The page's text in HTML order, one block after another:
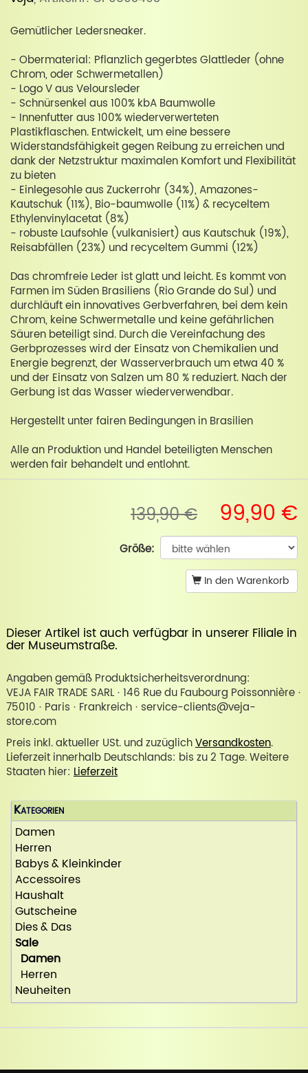
Gemütlicher Ledersneaker.
- Obermaterial: Pflanzlich gegerbtes Glattleder (ohne
Chrom, oder Schwermetallen)
- Logo V aus Veloursleder
- Schnürsenkel aus 100% kbA Baumwolle
- Innenfutter aus 100% wiederverwerteten
Plastikflaschen. Entwickelt, um eine bessere
Widerstandsfähigkeit gegen Reibung zu erreichen und
dank der Netzstruktur maximalen Komfort und Flexibilität
zu bieten
- Einlegesohle aus Zuckerrohr (34%), Amazones-
Kautschuk (11%), Bio-baumwolle (11%) & recyceltem
Ethylenvinylacetat (8%)
- robuste Laufsohle (vulkanisiert) aus Kautschuk (19%),
Reisabfällen (23%) und recyceltem Gummi (12%)
Das chromfreie Leder ist glatt und leicht. Es kommt von
Farmen im Süden Brasiliens (Rio Grande do Sul) und
durchläuft ein innovatives Gerbverfahren, bei dem kein
Chrom, keine Schwermetalle und keine gefährlichen
Säuren beteiligt sind. Durch die Vereinfachung des
Gerbprozesses wird der Einsatz von Chemikalien und
Energie begrenzt, der Wasserverbrauch um etwa 40 %
und der Einsatz von Salzen um 80 % reduziert. Nach der
Gerbung ist das Wasser wiederverwendbar.
Hergestellt unter fairen Bedingungen in Brasilien
Alle an Produktion und Handel beteiligten Menschen
werden fair behandelt und entlohnt.
139,90 € 99,90 €
Größe:
In den Warenkorb
Dieser Artikel ist auch verfügbar in unserer Filiale in
der Museumstraße.
Angaben gemäß Produktsicherheitsverordnung:
VEJA FAIR TRADE SARL · 146 Rue du Faubourg Poissonnière ·
75010 · Paris · Frankreich · service-clients@veja-
store.com
Preis inkl. aktueller USt. und zuzüglichVersandkosten.
Lieferzeit innerhalb Deutschlands: bis zu 2 Tage. Weitere
Staaten hier: Lieferzeit
Kategorien
Damen
Herren
Babys & Kleinkinder
Accessoires
Haushalt
Gutscheine
Dies & Das
Sale
Damen
Herren
Neuheiten